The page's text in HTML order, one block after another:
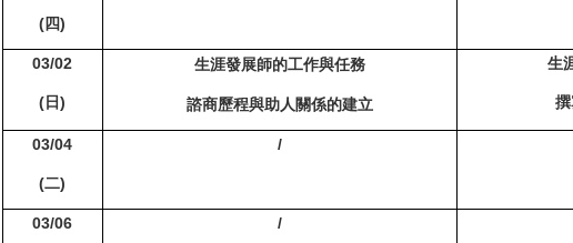
(四)
03/02
(日)
生涯發展師的工作與任務
諮商歷程與助人關係的建立
生
03/04
(二)
/
03/06 /